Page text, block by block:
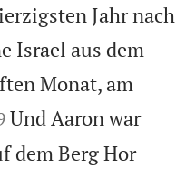
Jahr nach
Israel aus dem
Monat, am
Und Aaron war
dem Berg Hor